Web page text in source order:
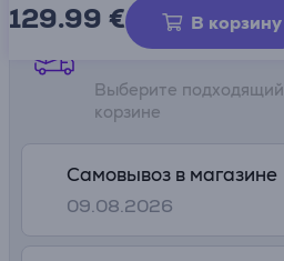
129.99 € В корзину
Способы доставки
Выберите подходящий
корзине
Самовывоз в магазине
09.08.2026